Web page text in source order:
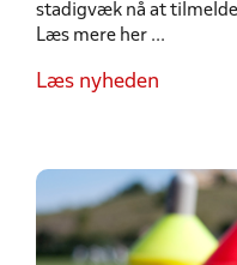
stadigvæk nå at
Læs mere her ...
Læs nyheden